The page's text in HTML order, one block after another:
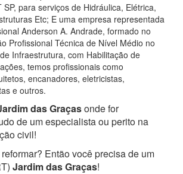
SP, para serviços de Hidráulica, Elétrica,
Etc; E uma empresa representada
Anderson A. Andrade, formado no
Profissional Técnica de Nível Médio no
Infraestrutura, com Habilitação de
temos profissionais como
encanadores, eletricistas,
e outros.
das Graçasonde for
de um especialista ou perito na
civil!
Então você precisa de um
Jardim das Graças!